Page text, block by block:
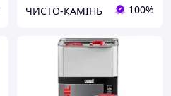
ЧИСТО-КАМІНЬ 100%